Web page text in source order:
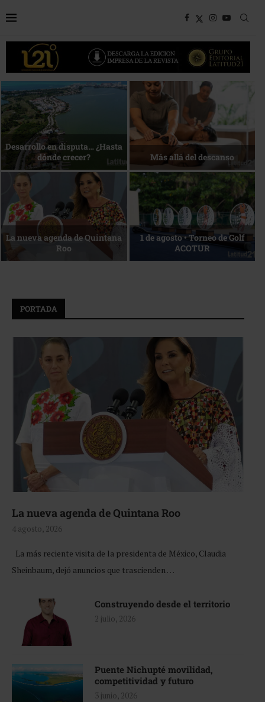
Bottega, un viaje servido a la
mesa
Energía que Impulsa la
competitividad
Reconocimiento de viajeros La esencia del servicio
PORTADA
La nueva agenda de Quintana Roo
4 agosto, 2026
La más reciente visita de la presidenta de México, Claudia
Sheinbaum, dejó anuncios que trascienden …
Construyendo desde el territorio
2 julio, 2026
Puente Nichupté movilidad,
competitividad y futuro
3 junio, 2026